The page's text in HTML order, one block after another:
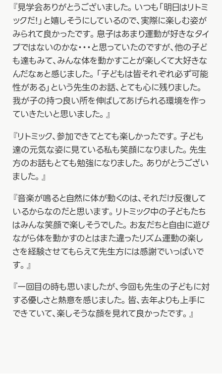
『見学会ありがとうございました。いつも「明日はリトミ
ックだ！」と嬉しそうにしているので、実際に楽しむ姿が
みられて良かったです。息子はあまり運動が好きなタイ
プではないのかな・・・と思っていたのですが、他の子ど
も達もみて、みんな体を動かすことが楽しくて大好きな
んだなぁと感じました。「子どもは皆それぞれ必ず可能
性がある」という先生のお話、とても心に残りました。
我が子の持つ良い所を伸ばしてあげられる環境を作っ
ていきたいと思いました。』
『リトミック、参加できてとても楽しかったです。子ども
達の元気な姿に見ている私も笑顔になりました。先生
方のお話もとても勉強になりました。ありがとうござい
ました。』
『音楽が鳴ると自然に体が動くのは、それだけ反復して
いるからなのだと思います。リトミック中の子どもたち
はみんな笑顔で楽しそうでした。お友だちと自由に遊び
ながら体を動かすのとはまた違ったリズム運動の楽し
さを経験させてもらえて先生方には感謝でいっぱいで
す。』
『一回目の時も思いましたが、今回も先生の子どもに対
する優しさと熱意を感じました。皆、去年よりも上手に
できていて、楽しそうな顔を見れて良かったです。』